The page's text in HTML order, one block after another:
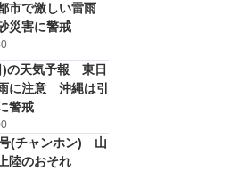
0ミリ
31
5 m/s
0ミリ
4 m/s
0
4m/s
市で激しい雷雨
災害に警戒
)の天気予報 東日
に注意 沖縄は引
警戒
(チャンホン) 山
陸のおそれ